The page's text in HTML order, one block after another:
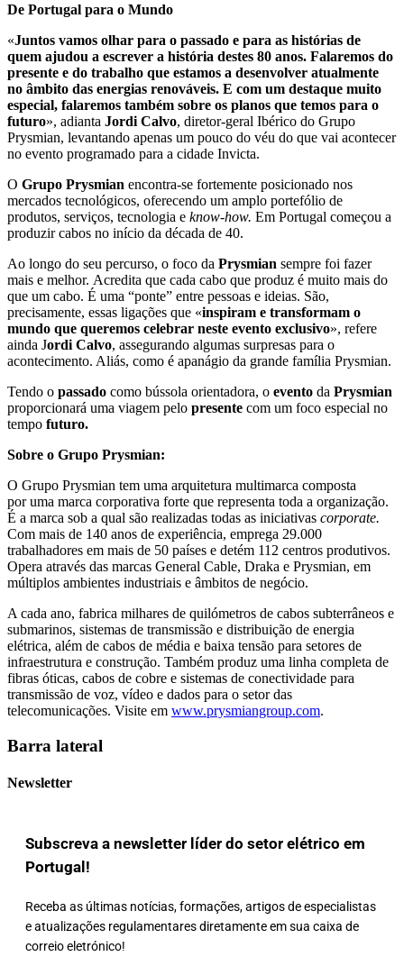
De Portugal para o Mundo
«Juntos vamos olhar para o passado e para as histórias de
quem ajudou a escrever a história destes 80 anos. Falaremos do
presente e do trabalho que estamos a desenvolver atualmente
no âmbito das energias renováveis. E com um destaque muito
especial, falaremos também sobre os planos que temos para o
futuro», adianta Jordi Calvo, diretor-geral Ibérico do Grupo
Prysmian, levantando apenas um pouco do véu do que vai acontecer
no evento programado para a cidade Invicta.
O Grupo Prysmian encontra-se fortemente posicionado nos
mercados tecnológicos, oferecendo um amplo portefólio de
produtos, serviços, tecnologia e know-how. Em Portugal começou a
produzir cabos no início da década de 40.
Ao longo do seu percurso, o foco da Prysmian sempre foi fazer
mais e melhor. Acredita que cada cabo que produz é muito mais do
que um cabo. É uma “ponte” entre pessoas e ideias. São,
precisamente, essas ligações que «inspiram e transformam o
mundo que queremos celebrar neste evento exclusivo», refere
ainda Jordi Calvo, assegurando algumas surpresas para o
acontecimento. Aliás, como é apanágio da grande família Prysmian.
Tendo o passado como bússola orientadora, o evento da Prysmian
proporcionará uma viagem pelo presente com um foco especial no
tempo futuro.
Sobre o Grupo Prysmian:
O Grupo Prysmian tem uma arquitetura multimarca composta
por uma marca corporativa forte que representa toda a organização.
É a marca sob a qual são realizadas todas as iniciativas corporate.
Com mais de 140 anos de experiência, emprega 29.000
trabalhadores em mais de 50 países e detém 112 centros produtivos.
Opera através das marcas General Cable, Draka e Prysmian, em
múltiplos ambientes industriais e âmbitos de negócio.
A cada ano, fabrica milhares de quilómetros de cabos subterrâneos e
submarinos, sistemas de transmissão e distribuição de energia
elétrica, além de cabos de média e baixa tensão para setores de
infraestrutura e construção. Também produz uma linha completa de
fibras óticas, cabos de cobre e sistemas de conectividade para
transmissão de voz, vídeo e dados para o setor das
telecomunicações. Visite em www.prysmiangroup.com.
Barra lateral
Newsletter
Subscreva a newsletter líder do setor elétrico em
Portugal!
Receba as últimas notícias, formações, artigos de especialistas
e atualizações regulamentares diretamente em sua caixa de
correio eletrónico!